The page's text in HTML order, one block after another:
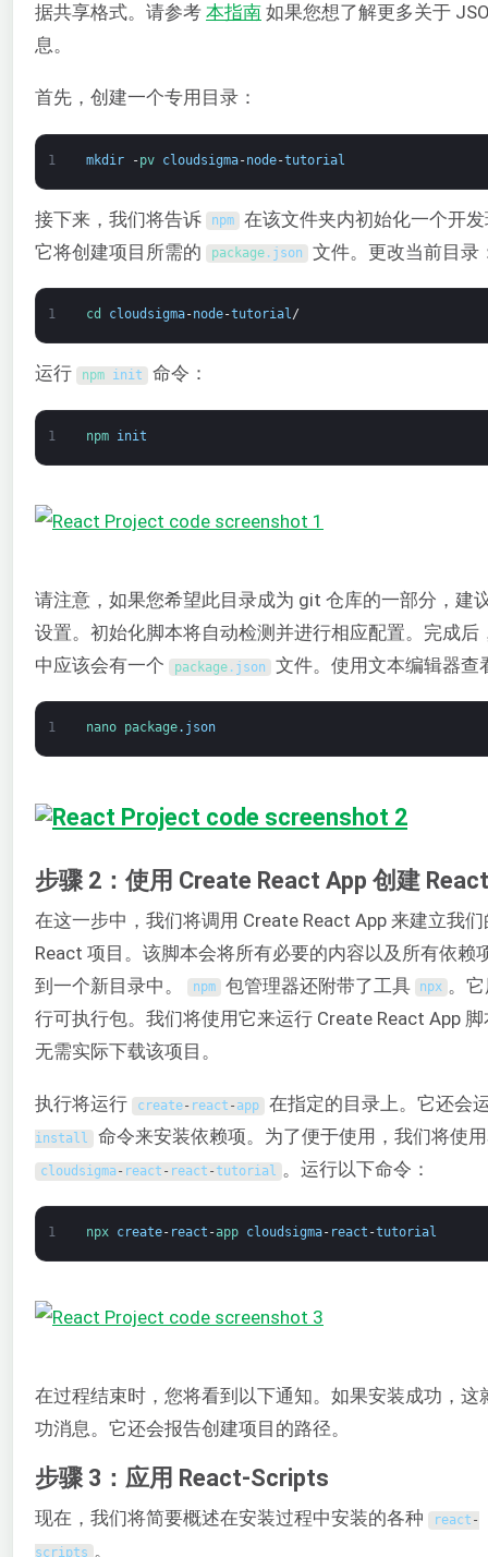
据共享格式。请参考 本指南 如果您想了解更多关于
息。
首先，创建一个专用目录：
1 mkdir -pv cloudsigma-node-tutorial
接下来，我们将告诉 npm 在该文件夹内初始化一个开
它将创建项目所需的
package. json 文件。更改当前目录
1 cd cloudsigma-node-tutorial/
运行 npm init 命令：
1 npm init
请注意，如果您希望此目录成为 git 仓库的一部分，建
设置。初始化脚本将自动检测并进行相应配置。完成后
中应该会有一个
package. json 文件。使用文本编辑器查
1 nano package. json
步骤 2：使用 Create React App 创建
在这一步中，我们将调用 Create React App 来建立我
React 项目。该脚本会将所有必要的内容以及所有依赖
到一个新目录中。
npm 包管理器还附带了工具 npx 。
行可执行包。我们将使用它来运行 Create React App
无需实际下载该项目。
执行将运行 create- react - app 在指定的目录上。它还会
install 命令来安装依赖项。为了便于使用，我们将使
cloudsigma - react - react -tutorial 。运行以下命令：
1 npx create- react -app cloudsigma- react -tutorial
在过程结束时，您将看到以下通知。如果安装成功，这
功消息。它还会报告创建项目的路径。
步骤 3：应用 React-Scripts
现在，我们将简要概述在安装过程中安装的各种 react -
scripts 。